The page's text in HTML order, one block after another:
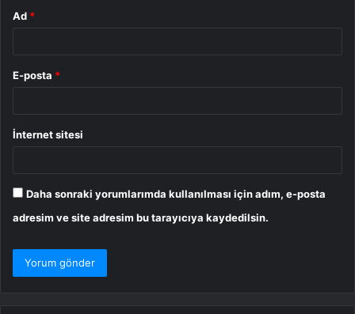
Ad *
E-posta *
İnternet sitesi
Daha sonraki yorumlarımda kullanılması için adım, e-posta
adresim ve site adresim bu tarayıcıya kaydedilsin.